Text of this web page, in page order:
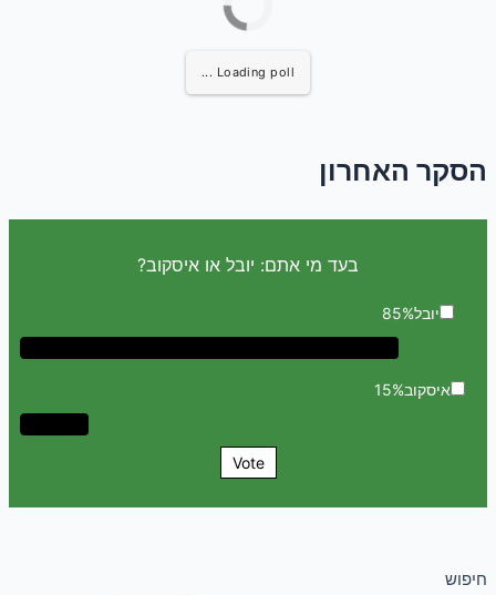
Loading poll ...
הסקר האחרון
בעד מי אתם: יובל או איסקוב?
יובל85%
איסקוב15%
Vote
חיפוש